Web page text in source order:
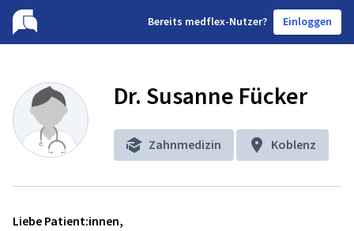
Bereits medflex-Nutzer? Einloggen
Dr. Susanne Fücker
Zahnmedizin Koblenz
Liebe Patient:innen,